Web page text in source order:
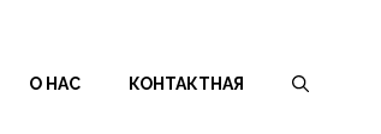
О НАС КОНТАКТНАЯ